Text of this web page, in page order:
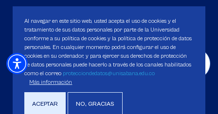
Personería Jurídica:Resolución 130 del 14 de enero de 1980.
Ministerio de Educación Nacional.
Política de Protección de datos
Derechos Pecuniarios
Al navegar en este sitio web, usted acepta el uso de cookies y el
tratamiento de sus datos personales por parte de la Universidad
conforme a su política de cookies y la política de protección de datos
personales. En cualquier momento podrá configurar el uso de
cookies en su ordenador, y para ejercer sus derechos de protección
de datos personales puede hacerlo a través de los canales habilitados
como el correo protecciondedatos@unisabana.edu.co
Más información
ACEPTAR NO, GRACIAS